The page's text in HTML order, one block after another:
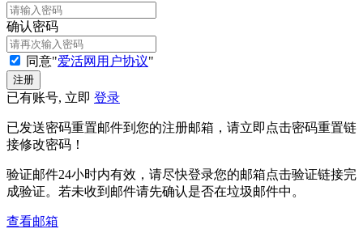
确认密码
同意"爱活网用户协议"
已有账号, 立即 登录
已发送密码重置邮件到您的注册邮箱，请立即点击密码重置链
接修改密码！
验证邮件24小时内有效，请尽快登录您的邮箱点击验证链接完
成验证。若未收到邮件请先确认是否在垃圾邮件中。
查看邮箱